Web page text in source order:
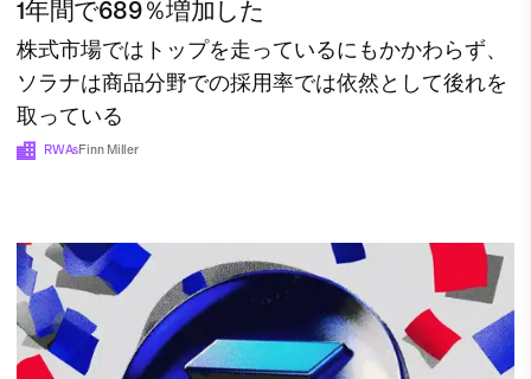
1年間で689％増加した
株式市場ではトップを走っているにもかかわらず、
ソラナは商品分野での採用率では依然として後れを
取っている
RWAsFinn Miller